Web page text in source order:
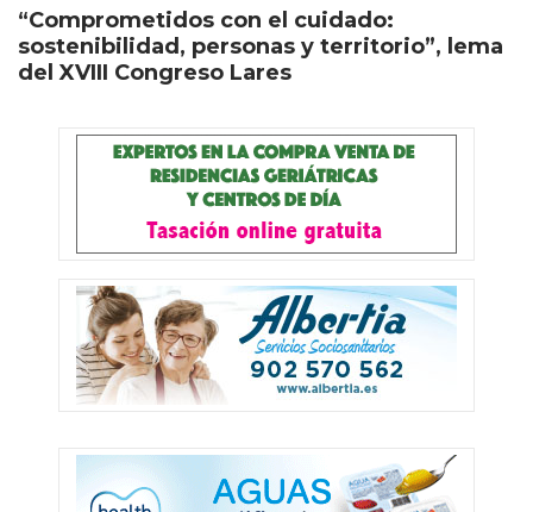
“Comprometidos con el cuidado:
sostenibilidad, personas y territorio”, lema
del XVIII Congreso Lares